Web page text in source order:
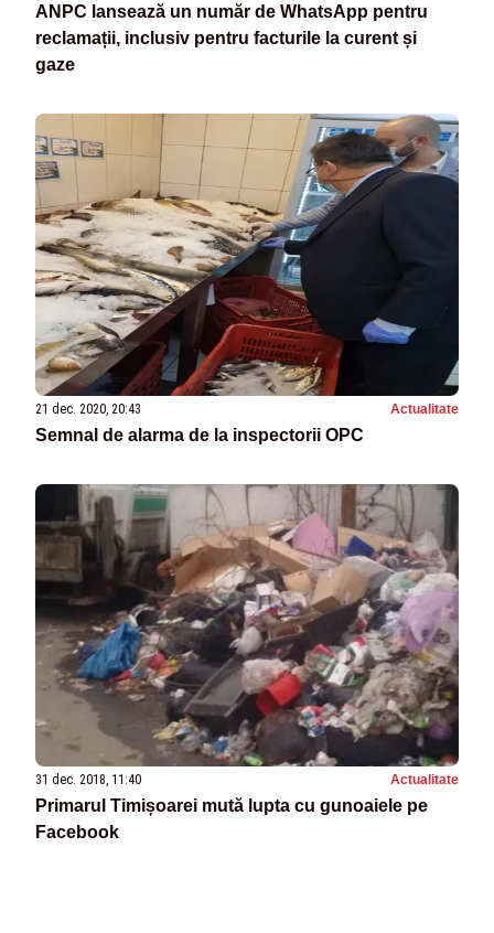
ANPC lansează un număr de WhatsApp pentru
reclamații, inclusiv pentru facturile la curent și
gaze
21 dec. 2020, 20:43 Actualitate
Semnal de alarma de la inspectorii OPC
31 dec. 2018, 11:40 Actualitate
Primarul Timișoarei mută lupta cu gunoaiele pe
Facebook